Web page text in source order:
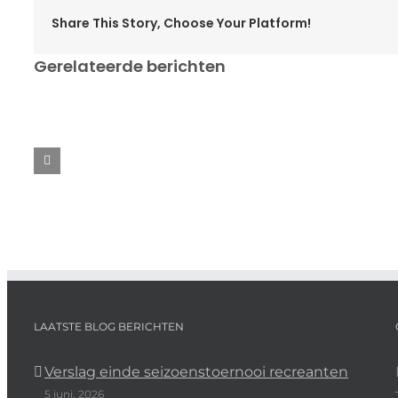
Share This Story, Choose Your Platform!
Gerelateerde berichten
LAATSTE BLOG BERICHTEN
Verslag einde seizoenstoernooi recreanten
5 juni, 2026